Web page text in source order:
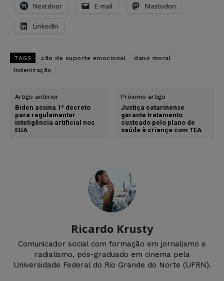
Nextdoor E-mail Mastodon
LinkedIn
TAGS cão de suporte emocional
dano moral
Indenização
Artigo anterior
Biden assina 1º decreto
para regulamentar
inteligência artificial nos
EUA
Próximo artigo
Justiça catarinense
garante tratamento
custeado pelo plano de
saúde à criança com TEA
Ricardo Krusty
Comunicador social com formação em jornalismo e
radialismo, pós-graduado em cinema pela
Universidade Federal do Rio Grande do Norte (UFRN).